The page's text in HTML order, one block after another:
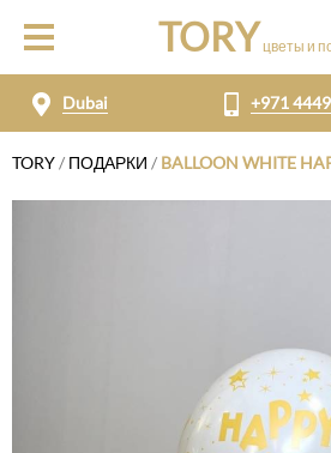
TORY цветы и
Dubai +971
TORY/ ПОДАРКИ / BALLOON WHITE